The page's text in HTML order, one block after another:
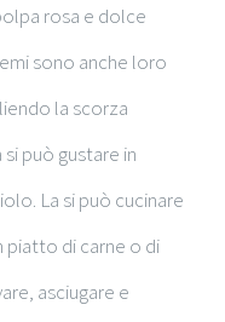
rosa e dolce
sono anche loro
la scorza
può gustare in
La si può cucinare
piatto di carne o di
asciugare e